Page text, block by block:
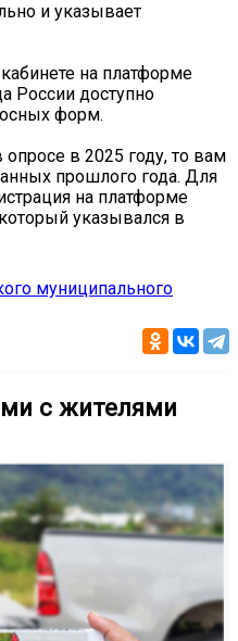
и указывает
на платформе
России доступно
форм.
в 2025 году, то вам
прошлого года. Для
на платформе
указывался в
муниципального
с жителями